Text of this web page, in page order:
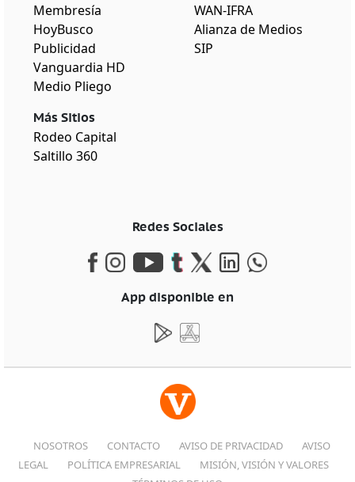
Membresía
HoyBusco
Publicidad
Vanguardia HD
Medio Pliego
Más Sitios
Rodeo Capital
Saltillo 360
WAN-IFRA
Alianza de Medios
SIP
Redes Sociales
App disponible en
NOSOTROS CONTACTO AVISO DE PRIVACIDAD
AVISO
LEGAL
POLÍTICA EMPRESARIAL
MISIÓN, VISIÓN Y VALORES